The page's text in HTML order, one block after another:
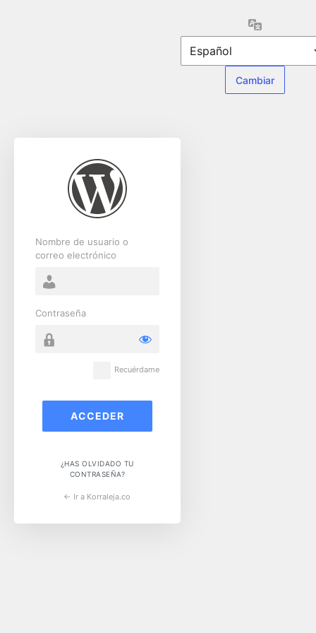
Nombre de usuario o
correo electrónico
Contraseña
Recuérdame
¿HAS OLVIDADO TU
CONTRASEÑA?
← Ir a Korraleja.co
Idioma